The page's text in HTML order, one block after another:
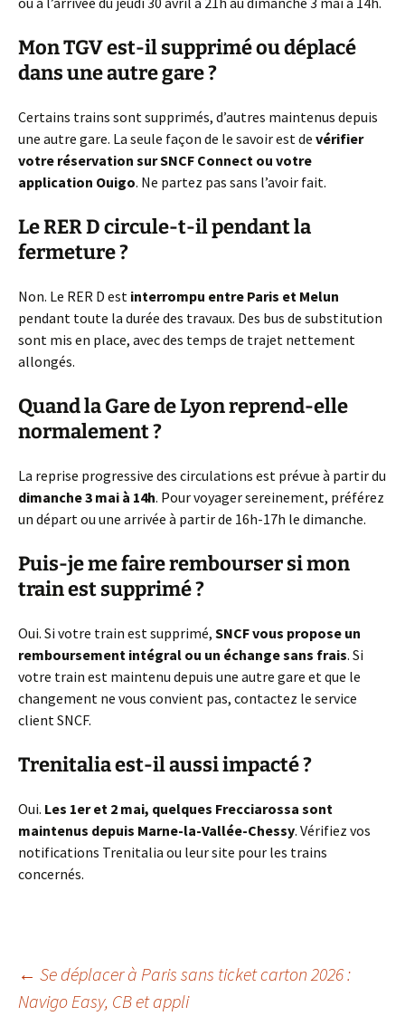
Mon TGV est-il supprimé ou déplacé
dans une autre gare ?
Certains trains sont supprimés, d’autres maintenus depuis
une autre gare. La seule façon de le savoir est de vérifier
votre réservation sur SNCF Connect ou votre
application Ouigo. Ne partez pas sans l’avoir fait.
Le RER D circule-t-il pendant la
fermeture ?
Non. Le RER D est interrompu entre Paris et Melun
pendant toute la durée des travaux. Des bus de substitution
sont mis en place, avec des temps de trajet nettement
allongés.
Quand la Gare de Lyon reprend-elle
normalement ?
La reprise progressive des circulations est prévue à partir du
dimanche 3 mai à 14h. Pour voyager sereinement, préférez
un départ ou une arrivée à partir de 16h-17h le dimanche.
Puis-je me faire rembourser si mon
train est supprimé ?
Oui. Si votre train est supprimé, SNCF vous propose un
remboursement intégral ou un échange sans frais. Si
votre train est maintenu depuis une autre gare et que le
changement ne vous convient pas, contactez le service
client SNCF.
Trenitalia est-il aussi impacté ?
Oui. Les 1er et 2 mai, quelques Frecciarossa sont
maintenus depuis Marne-la-Vallée-Chessy. Vérifiez vos
notifications Trenitalia ou leur site pour les trains
concernés.
Navigation
← Se déplacer à Paris sans ticket carton 2026 :
Navigo Easy, CB et appli